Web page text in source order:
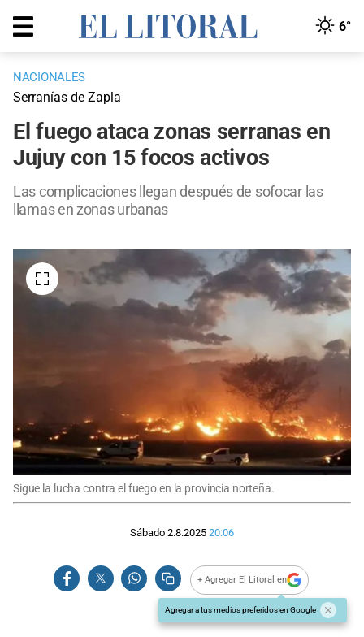
6°
NACIONALES
Serranías de Zapla
El fuego ataca zonas serranas en
Jujuy con 15 focos activos
Las complicaciones llegan después de sofocar las
llamas en zonas urbanas
Sigue la lucha contra el fuego en la provincia norteña.
Sábado 2.8.2025 20:06
+ Agregar El Litoral en
Agregar a tus medios preferidos en Google